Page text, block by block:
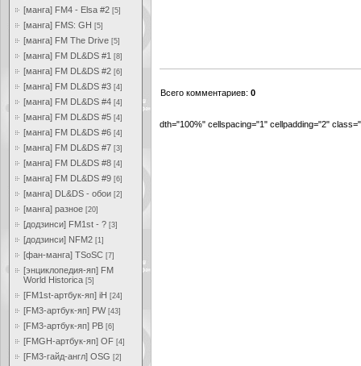
[манга] FM4 - Elsa #2 [5]
[манга] FMS: GH [5]
[манга] FM The Drive [5]
[манга] FM DL&DS #1 [8]
[манга] FM DL&DS #2 [6]
[манга] FM DL&DS #3 [4]
[манга] FM DL&DS #4 [4]
[манга] FM DL&DS #5 [4]
[манга] FM DL&DS #6 [4]
[манга] FM DL&DS #7 [3]
[манга] FM DL&DS #8 [4]
[манга] FM DL&DS #9 [6]
[манга] DL&DS - обои [2]
[манга] разное [20]
[додзинси] FM1st - ? [3]
[додзинси] NFM2 [1]
[фан-манга] TSoSC [7]
[энциклопедия-яп] FM
World Historica [5]
[FM1st-артбук-яп] iH [24]
[FM3-артбук-яп] PW [43]
[FM3-артбук-яп] PB [6]
[FMGH-артбук-яп] OF [4]
[FM3-гайд-англ] OSG [2]
Всего комментариев: 0
dth="100%" cellspacing="1" cellpadding="2"